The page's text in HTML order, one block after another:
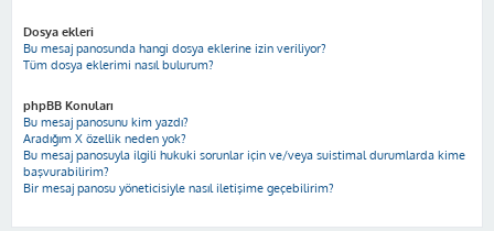
Dosya ekleri
Bu mesaj panosunda hangi dosya eklerine izin veriliyor?
Tüm dosya eklerimi nasıl bulurum?
phpBB Konuları
Bu mesaj panosunu kim yazdı?
Aradığım X özellik neden yok?
Bu mesaj panosuyla ilgili hukuki sorunlar için ve/veya suistimal durumlarda kime
başvurabilirim?
Bir mesaj panosu yöneticisiyle nasıl iletişime geçebilirim?